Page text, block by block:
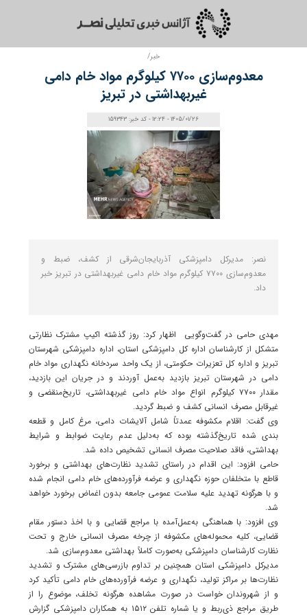
خبر/
معدوم‌سازی ۷۷۰۰ کیلوگرم مواد خام دامی
غیربهداشتی در تبریز
1405/01/26 - 12:24 - کد خبر: 159343
نصر: مدیرکل دامپزشکی آذربایجان‌شرقی از کشف، ضبط و
معدوم‌سازی ۷۷۰۰ کیلوگرم مواد خام دامی غیربهداشتی در تبریز خبر
داد.
مهدی حامی در گفت‌وگویی اظهار کرد: روز گذشته اکیپ مشترک نظارتی
متشکل از کارشناسان اداره کل دامپزشکی استان، اداره دامپزشکی شهرستان
تبریز و اداره کل تعزیرات حکومتی، از یک واحد سردخانه نگهداری مواد خام
دامی در شهرستان تبریز بازدید به‌عمل آوردند و در جریان این بازدید،
مقدار ۷۷۰۰ کیلوگرم انواع مواد خام دامی غیربهداشتی، تاریخ‌منقضی و
غیرقابل مصرف انسانی کشف و ضبط گردید.
وی گفت: اقلام مکشوفه عمدتاً شامل آلایشات دامی، مرغ کامل و قطعه
بندی شده تاریخ‌گذشته بوده که به‌دلیل عدم رعایت ضوابط و شرایط
بهداشتی، فاقد صلاحیت مصرف انسانی تشخیص داده شد.
حامی افزود: این اقدام در راستای تشدید نظارت‌های بهداشتی و برخورد
قاطع با متخلفان حوزه نگهداری و عرضه فرآورده‌های خام دامی انجام شده
و با هرگونه تهدید علیه سلامت عمومی جامعه بدون اغماض برخورد خواهد
شد.
وی افزود: با هماهنگی به‌عمل‌آمده با مراجع قضایی و با اخذ دستور مقام
قضایی، کلیه محموله‌های مکشوفه از چرخه مصرف انسانی خارج و تحت
نظارت کارشناسان دامپزشکی به‌صورت کاملاً بهداشتی معدوم‌سازی شد.
مدیرکل دامپزشکی استان همچنین بر تداوم بازرسی‌های مشترک و تشدید
نظارت‌ها بر مراکز تولید، نگهداری و عرضه فرآورده‌های خام دامی تأکید کرد
و از شهروندان خواست در صورت مشاهده هرگونه تخلف، موضوع را از
طریق مراجع ذی‌ربط و یا شماره تلفن ۱۵۱۲ به همکاران دامپزشکی گزارش